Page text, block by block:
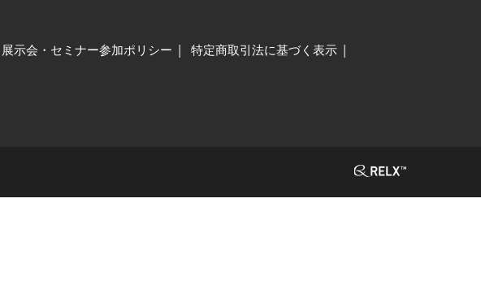
展示会・セミナー参加ポリシー
特定商取引法に基づく表示